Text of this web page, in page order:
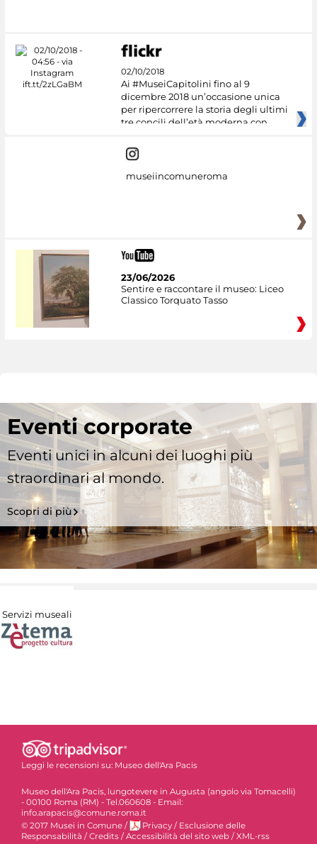
02/10/2018
Ai #MuseiCapitolini fino al 9
dicembre 2018 un’occasione unica
per ripercorrere la storia degli ultimi
tre concili dell’età moderna con
museiincomuneroma
23/06/2026
Sentire e raccontare il museo: Liceo
Classico Torquato Tasso
Eventi corporate
Eventi unici in alcuni dei luoghi più
straordinari al mondo.
Scopri di più
Servizi museali
Leggi le recensioni su: Museo dell'Ara Pacis
Museo dell'Ara Pacis, lungotevere in Augusta (angolo via Tomacelli)
- 00100 Roma (RM) - Tel.060608 - Email:
info.arapacis@comune.roma.it
© 2017 Musei in Comune / Privacy / Esclusione delle
Responsabilità /Credits /Accessibilità del sito web /XML-rss